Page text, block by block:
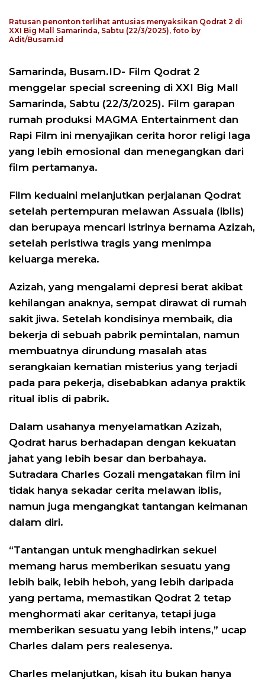
Ratusan penonton terlihat antusias menyaksikan Qodrat 2 di
XXI Big Mall Samarinda, Sabtu (22/3/2025), foto by
Adit/Busam.id
Samarinda, Busam.ID- Film Qodrat 2
menggelar special screening di XXI Big Mall
Samarinda, Sabtu (22/3/2025). Film garapan
rumah produksi MAGMA Entertainment dan
Rapi Film ini menyajikan cerita horor religi laga
yang lebih emosional dan menegangkan dari
film pertamanya.
Film keduaini melanjutkan perjalanan Qodrat
setelah pertempuran melawan Assuala (iblis)
dan berupaya mencari istrinya bernama Azizah,
setelah peristiwa tragis yang menimpa
keluarga mereka.
Azizah, yang mengalami depresi berat akibat
kehilangan anaknya, sempat dirawat di rumah
sakit jiwa. Setelah kondisinya membaik, dia
bekerja di sebuah pabrik pemintalan, namun
membuatnya dirundung masalah atas
serangkaian kematian misterius yang terjadi
pada para pekerja, disebabkan adanya praktik
ritual iblis di pabrik.
Dalam usahanya menyelamatkan Azizah,
Qodrat harus berhadapan dengan kekuatan
jahat yang lebih besar dan berbahaya.
Sutradara Charles Gozali mengatakan film ini
tidak hanya sekadar cerita melawan iblis,
namun juga mengangkat tantangan keimanan
dalam diri.
“Tantangan untuk menghadirkan sekuel
memang harus memberikan sesuatu yang
lebih baik, lebih heboh, yang lebih daripada
yang pertama, memastikan Qodrat 2 tetap
menghormati akar ceritanya, tetapi juga
memberikan sesuatu yang lebih intens,” ucap
Charles dalam pers realesenya.
Charles melanjutkan, kisah itu bukan hanya